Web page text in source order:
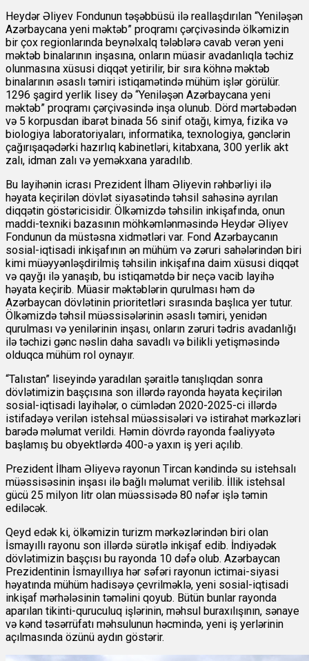
Heydər Əliyev Fondunun təşəbbüsü ilə reallaşdırılan “Yeniləşən
Azərbaycana yeni məktəb” proqramı çərçivəsində ölkəmizin
bir çox regionlarında beynəlxalq tələblərə cavab verən yeni
məktəb binalarının inşasına, onların müasir avadanlıqla təchiz
olunmasına xüsusi diqqət yetirilir, bir sıra köhnə məktəb
binalarının əsaslı təmiri istiqamətində mühüm işlər görülür.
1296 şagird yerlik lisey də “Yeniləşən Azərbaycana yeni
məktəb” proqramı çərçivəsində inşa olunub. Dörd mərtəbədən
və 5 korpusdan ibarət binada 56 sinif otağı, kimya, fizika və
biologiya laboratoriyaları, informatika, texnologiya, gənclərin
çağırışaqədərki hazırlıq kabinetləri, kitabxana, 300 yerlik akt
zalı, idman zalı və yeməkxana yaradılıb.
Bu layihənin icrası Prezident İlham Əliyevin rəhbərliyi ilə
həyata keçirilən dövlət siyasətində təhsil sahəsinə ayrılan
diqqətin göstəricisidir. Ölkəmizdə təhsilin inkişafında, onun
maddi-texniki bazasının möhkəmlənməsində Heydər Əliyev
Fondunun da müstəsna xidmətləri var. Fond Azərbaycanın
sosial-iqtisadi inkişafının ən mühüm və zəruri sahələrindən biri
kimi müəyyənləşdirilmiş təhsilin inkişafına daim xüsusi diqqət
və qayğı ilə yanaşıb, bu istiqamətdə bir neçə vacib layihə
həyata keçirib. Müasir məktəblərin qurulması həm də
Azərbaycan dövlətinin prioritetləri sırasında başlıca yer tutur.
Ölkəmizdə təhsil müəssisələrinin əsaslı təmiri, yenidən
qurulması və yenilərinin inşası, onların zəruri tədris avadanlığı
ilə təchizi gənc nəslin daha savadlı və bilikli yetişməsində
olduqca mühüm rol oynayır.
“Talıstan” liseyində yaradılan şəraitlə tanışlıqdan sonra
dövlətimizin başçısına son illərdə rayonda həyata keçirilən
sosial-iqtisadi layihələr, o cümlədən 2020-2025-ci illərdə
istifadəyə verilən istehsal müəssisələri və istirahət mərkəzləri
barədə məlumat verildi. Həmin dövrdə rayonda fəaliyyətə
başlamış bu obyektlərdə 400-ə yaxın iş yeri açılıb.
Prezident İlham Əliyevə rayonun Tircan kəndində su istehsalı
müəssisəsinin inşası ilə bağlı məlumat verilib. İllik istehsal
gücü 25 milyon litr olan müəssisədə 80 nəfər işlə təmin
ediləcək.
Qeyd edək ki, ölkəmizin turizm mərkəzlərindən biri olan
İsmayıllı rayonu son illərdə sürətlə inkişaf edib. İndiyədək
dövlətimizin başçısı bu rayonda 10 dəfə olub. Azərbaycan
Prezidentinin İsmayıllıya hər səfəri rayonun ictimai-siyasi
həyatında mühüm hadisəyə çevrilməklə, yeni sosial-iqtisadi
inkişaf mərhələsinin təməlini qoyub. Bütün bunlar rayonda
aparılan tikinti-quruculuq işlərinin, məhsul buraxılışının, sənaye
və kənd təsərrüfatı məhsulunun həcmində, yeni iş yerlərinin
açılmasında özünü aydın göstərir.